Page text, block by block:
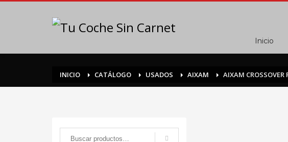
Inicio
INICIO CATÁLOGO USADOS AIXAM AIXAM CROSSOVER